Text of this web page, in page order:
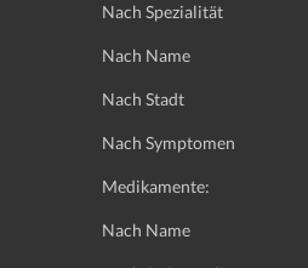
Nach Spezialität
Nach Name
Nach Stadt
Nach Symptomen
Medikamente:
Nach Name